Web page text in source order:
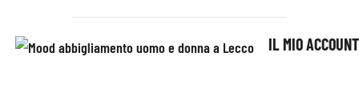
IL MIO ACCOUNT